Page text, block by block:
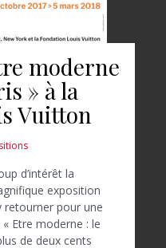
moderne
» à la
Vuitton
d’intérêt la
exposition
retourner pour une
Etre moderne : le
de deux cents